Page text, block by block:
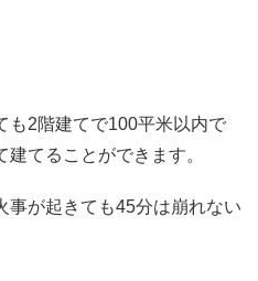
も2階建てで100平米以内で
てることができます。
事が起きても45分は崩れない